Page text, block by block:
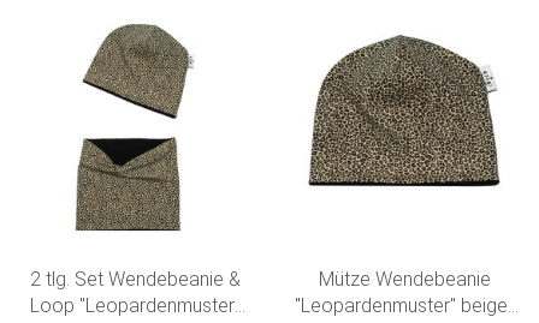
2 tlg. Set Wendebeanie &
Loop "Leopardenmuster"
Mütze Wendebeanie
"Leopardenmuster" beige-